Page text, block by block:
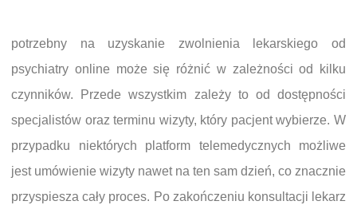
potrzebny na uzyskanie zwolnienia lekarskiego od
psychiatry online może się różnić w zależności od kilku
czynników. Przede wszystkim zależy to od dostępności
specjalistów oraz terminu wizyty, który pacjent wybierze. W
przypadku niektórych platform telemedycznych możliwe
jest umówienie wizyty nawet na ten sam dzień, co znacznie
przyspiesza cały proces. Po zakończeniu konsultacji lekarz